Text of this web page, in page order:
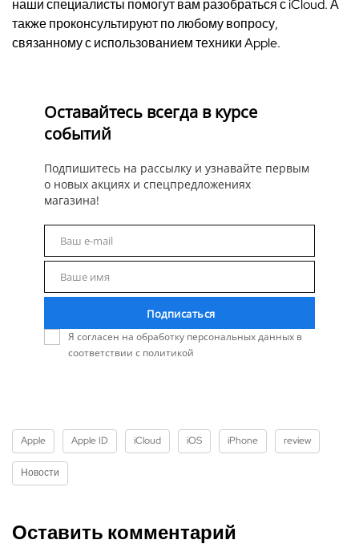
наши специалисты помогут вам разобраться с iCloud. А
также проконсультируют по любому вопросу,
связанному с использованием техники Apple.
Оставайтесь всегда в курсе
событий
Подпишитесь на рассылку и узнавайте первым
о новых акциях и спецпредложениях
магазина!
Email
Ваш e-mail
Name
Ваше имя
Подписаться
Я согласен на обработку персональных данных в
соответствии с политикой
Apple Apple ID iCloud iOS iPhone review
Новости
Оставить комментарий